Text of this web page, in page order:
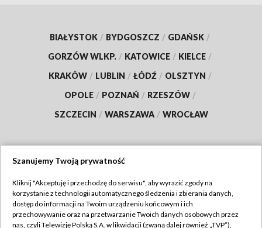
BIAŁYSTOK / BYDGOSZCZ / GDAŃSK /
GORZÓW WLKP. / KATOWICE / KIELCE /
KRAKÓW / LUBLIN / ŁÓDŹ / OLSZTYN /
OPOLE / POZNAŃ / RZESZÓW /
SZCZECIN / WARSZAWA / WROCŁAW
TVP
Abonament TVP
Regulamin TVP
Szanujemy Twoją prywatność
Kliknij "Akceptuję i przechodzę do serwisu", aby wyrazić zgody na
korzystanie z technologii automatycznego śledzenia i zbierania danych,
dostęp do informacji na Twoim urządzeniu końcowym i ich
przechowywanie oraz na przetwarzanie Twoich danych osobowych przez
nas, czyli Telewizję Polską S.A. w likwidacji (zwaną dalej również „TVP”),